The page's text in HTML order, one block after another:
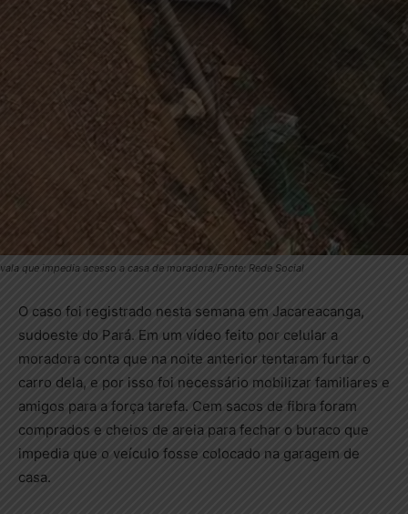
vala que impedia acesso a casa de moradora/Fonte: Rede Social
O caso foi registrado nesta semana em Jacareacanga,
sudoeste do Pará. Em um vídeo feito por celular a
moradora conta que na noite anterior tentaram furtar o
carro dela, e por isso foi necessário mobilizar familiares e
amigos para a força tarefa. Cem sacos de fibra foram
comprados e cheios de areia para fechar o buraco que
impedia que o veículo fosse colocado na garagem de
casa.